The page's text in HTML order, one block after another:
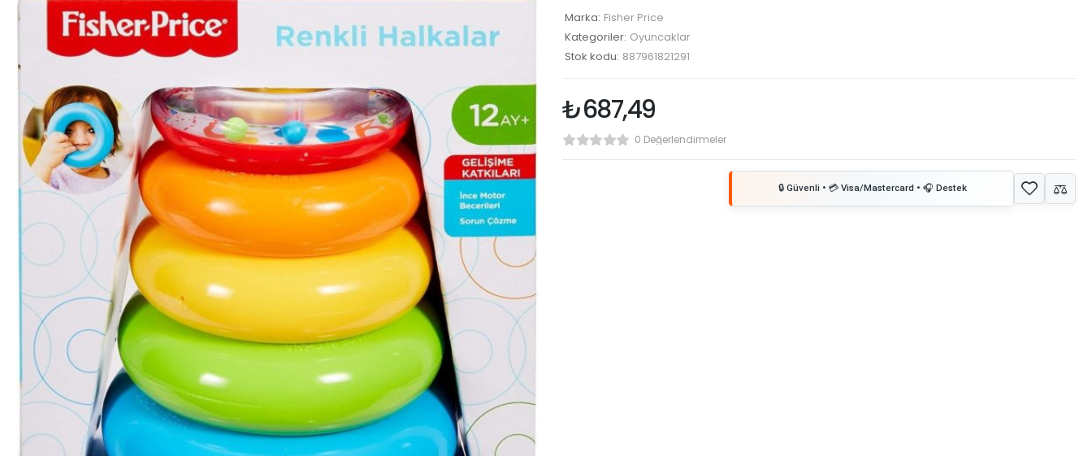
Marka: Fisher Price
Kategoriler: Oyuncaklar
Stok kodu: 887961821291
₺687,49
0 Değerlendirmeler